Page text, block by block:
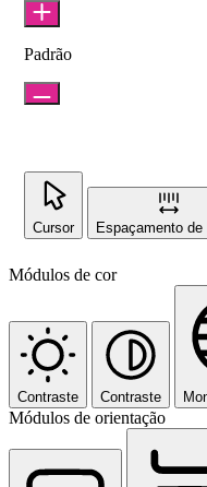
Padrão
Cursor Espaçamento de
Módulos de cor
Contraste Contraste
Módulos de orientação